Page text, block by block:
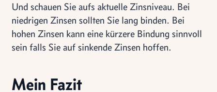
Und schauen Sie aufs aktuelle Zinsniveau. Bei
niedrigen Zinsen sollten Sie lang binden. Bei
hohen Zinsen kann eine kürzere Bindung sinnvoll
sein falls Sie auf sinkende Zinsen hoffen.
Mein Fazit